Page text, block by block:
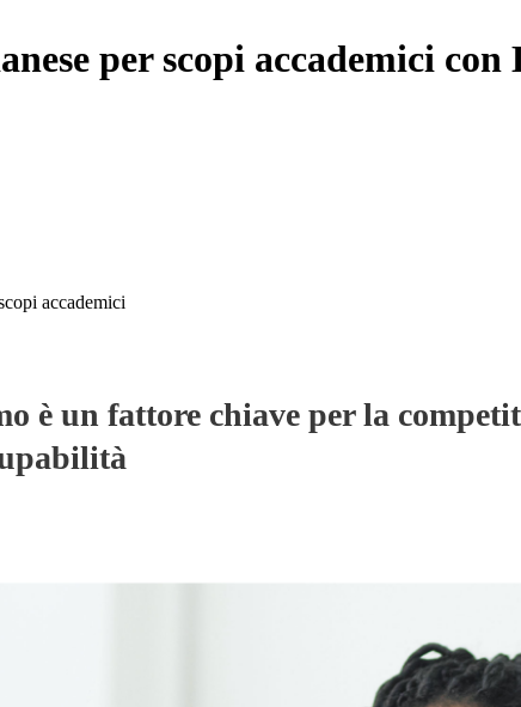
per scopi accademici
accademici
è un fattore chiave per la